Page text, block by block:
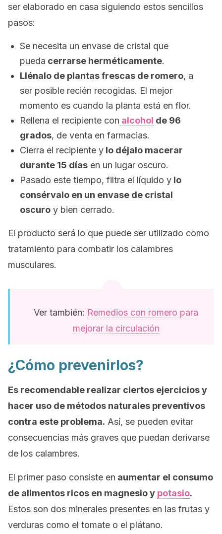
ser elaborado en casa siguiendo estos sencillos
pasos:
Se necesita un envase de cristal que
pueda cerrarse herméticamente.
Llénalo de plantas frescas de romero, a
ser posible recién recogidas. El mejor
momento es cuando la planta está en flor.
Rellena el recipiente con alcohol de 96
grados, de venta en farmacias.
Cierra el recipiente y lo déjalo macerar
durante 15 días en un lugar oscuro.
Pasado este tiempo, filtra el líquido y lo
consérvalo en un envase de cristal
oscuro y bien cerrado.
El producto será lo que puede ser utilizado como
tratamiento para combatir los calambres
musculares.
Ver también: Remedios con romero para
mejorar la circulación
¿Cómo prevenirlos?
Es recomendable realizar ciertos ejercicios y
hacer uso de métodos naturales preventivos
contra este problema. Así, se pueden evitar
consecuencias más graves que puedan derivarse
de los calambres.
El primer paso consiste en aumentar el consumo
de alimentos ricos en magnesio y potasio.
Estos son dos minerales presentes en las frutas y
verduras como el tomate o el plátano.